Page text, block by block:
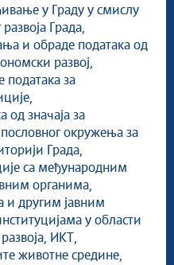
у Граду у смислу
Града,
и обраде података од
развој,
за
од значаја за
окружења за
Града,
са међународним
органима,
и другим јавним
у области
ИКТ,
животне средине,